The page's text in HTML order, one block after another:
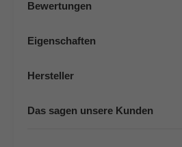
Bewertungen
Eigenschaften
Hersteller
Das sagen unsere Kunden